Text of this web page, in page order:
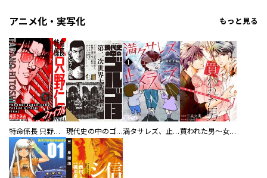
アニメ化・実写化 もっと見る
特命係長 只野仁ファイナル 愛蔵版 現代史の中のゴルゴ13 満タサレズ、止メラレズ 買われた男～女性限定快感セラピスト～【描き下ろしおまけ付き特装版】